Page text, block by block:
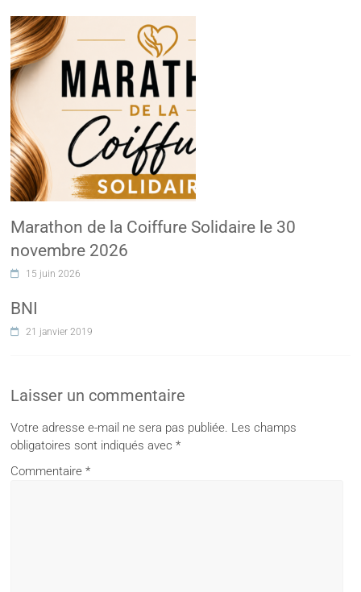
Marathon de la Coiffure Solidaire le 30
novembre 2026
15 juin 2026
BNI
21 janvier 2019
Laisser un commentaire
Votre adresse e-mail ne sera pas publiée. Les champs
obligatoires sont indiqués avec*
Commentaire*